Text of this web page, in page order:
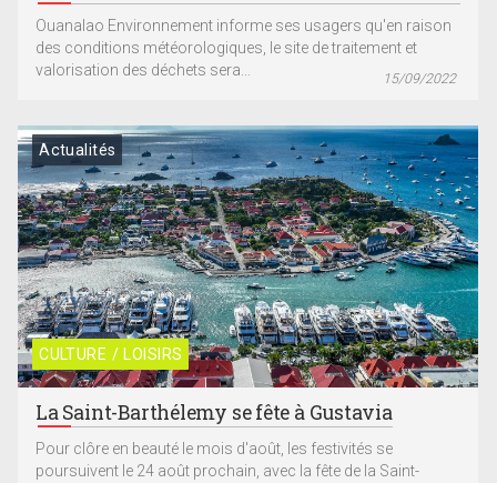
Ouanalao Environnement informe ses usagers qu'en raison
des conditions météorologiques, le site de traitement et
valorisation des déchets sera...
15/09/2022
CULTURE / LOISIRS
Actualités
La Saint-Barthélemy se fête à Gustavia
Pour clôre en beauté le mois d'août, les festivités se
poursuivent le 24 août prochain, avec la fête de la Saint-